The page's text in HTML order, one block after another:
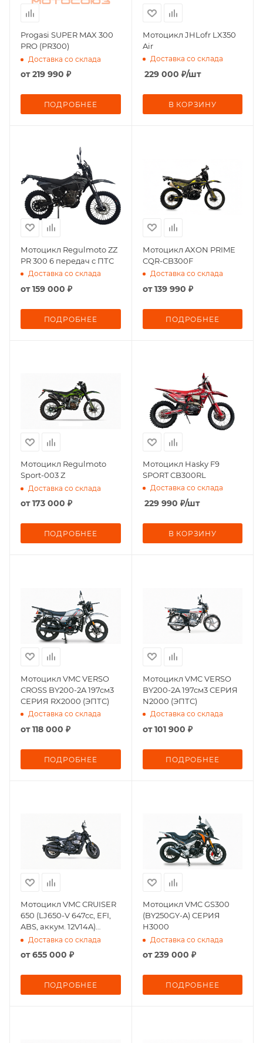
Progasi SUPER MAX 300
PRO (PR300)
Доставка со склада
от219 990 ₽
ПОДРОБНЕЕ
Мотоцикл JHLofr LX350
Air
Доставка со склада
229 000 ₽/шт
В КОРЗИНУ
Мотоцикл Regulmoto ZZ
PR 300 6 передач с ПТС
Доставка со склада
от159 000 ₽
ПОДРОБНЕЕ
Мотоцикл AXON PRIME
CQR-CB300F
Доставка со склада
от139 990 ₽
ПОДРОБНЕЕ
Мотоцикл Regulmoto
Sport-003 Z
Доставка со склада
от173 000 ₽
ПОДРОБНЕЕ
Мотоцикл Hasky F9
SPORT CB300RL
Доставка со склада
229 990 ₽/шт
В КОРЗИНУ
Мотоцикл VMC VERSO
СROSS BY200-2A 197см3
СЕРИЯ RX2000 (ЭПТС)
Доставка со склада
от118 000 ₽
ПОДРОБНЕЕ
Мотоцикл VMC VERSO
BY200-2A 197см3 СЕРИЯ
N2000 (ЭПТС)
Доставка со склада
от101 900 ₽
ПОДРОБНЕЕ
Мотоцикл VMC CRUISER
650 (LJ650-V 647сс, EFI,
ABS, аккум. 12V14A)
СЕРИЯ LG6500
Доставка со склада
от655 000 ₽
ПОДРОБНЕЕ
Мотоцикл VMC GS300
(BY250GY-A) СЕРИЯ
H3000
Доставка со склада
от239 000 ₽
ПОДРОБНЕЕ